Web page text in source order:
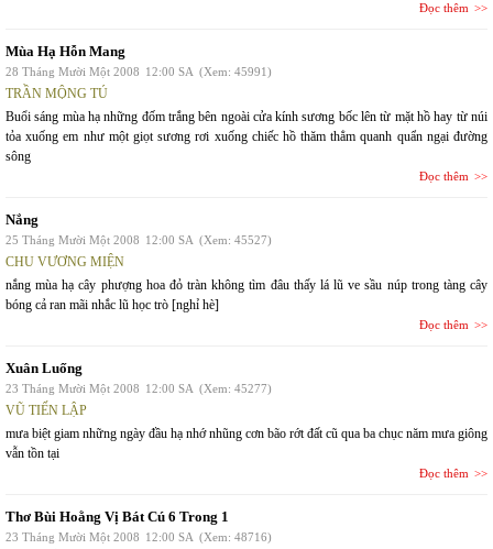
Đọc thêm
Mùa Hạ Hỗn Mang
28 Tháng Mười Một 2008 12:00 SA (Xem: 45991)
TRẦN MỘNG TÚ
Buổi sáng mùa hạ những đốm trắng bên ngoài cửa kính sương bốc lên từ mặt hồ hay từ núi
tỏa xuống em như một giọt sương rơi xuống chiếc hồ thăm thẳm quanh quẩn ngại đường
sông
Đọc thêm
Nắng
25 Tháng Mười Một 2008 12:00 SA (Xem: 45527)
CHU VƯƠNG MIỆN
nắng mùa hạ cây phượng hoa đỏ tràn không tìm đâu thấy lá lũ ve sầu núp trong tàng cây
bóng cả ran mãi nhắc lũ học trò [nghỉ hè]
Đọc thêm
Xuân Luống
23 Tháng Mười Một 2008 12:00 SA (Xem: 45277)
VŨ TIẾN LẬP
mưa biệt giam những ngày đầu hạ nhớ nhũng cơn bão rớt đất cũ qua ba chục năm mưa giông
vẫn tồn tại
Đọc thêm
Thơ Bùi Hoằng Vị Bát Cú 6 Trong 1
23 Tháng Mười Một 2008 12:00 SA (Xem: 48716)